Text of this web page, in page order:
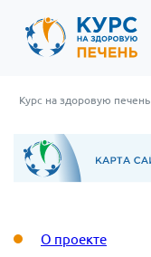
Курс на здоровую печень
О проекте